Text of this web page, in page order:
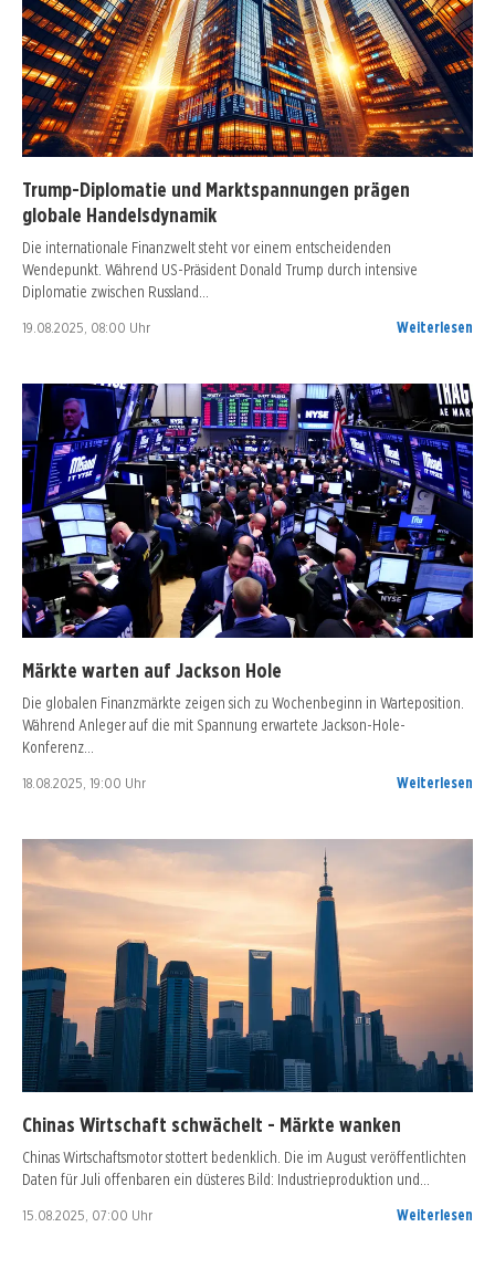
Trump-Diplomatie und Marktspannungen prägen
globale Handelsdynamik
Die internationale Finanzwelt steht vor einem entscheidenden
Wendepunkt. Während US-Präsident Donald Trump durch intensive
Diplomatie zwischen Russland…
19.08.2025, 08:00 Uhr Weiterlesen
Märkte warten auf Jackson Hole
Die globalen Finanzmärkte zeigen sich zu Wochenbeginn in Warteposition.
Während Anleger auf die mit Spannung erwartete Jackson-Hole-
Konferenz…
18.08.2025, 19:00 Uhr Weiterlesen
Chinas Wirtschaft schwächelt - Märkte wanken
Chinas Wirtschaftsmotor stottert bedenklich. Die im August veröffentlichten
Daten für Juli offenbaren ein düsteres Bild: Industrieproduktion und…
15.08.2025, 07:00 Uhr Weiterlesen